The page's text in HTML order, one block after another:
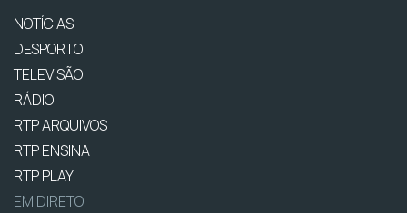
NOTÍCIAS
DESPORTO
TELEVISÃO
RÁDIO
RTP ARQUIVOS
RTP ENSINA
RTP PLAY
EM DIRETO